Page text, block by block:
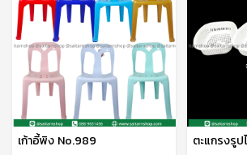
เก้าอี้พิง No.989